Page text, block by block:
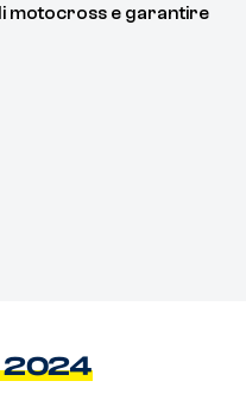
motocross e garantire